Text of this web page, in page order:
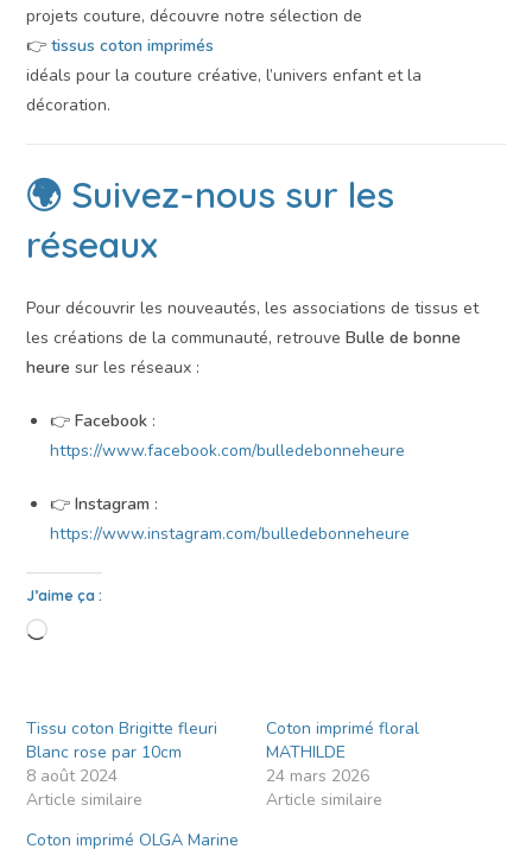
projets couture, découvre notre sélection de
👉tissus coton imprimés
idéals pour la couture créative, l’univers enfant et la
décoration.
🌍 Suivez-nous sur les
réseaux
Pour découvrir les nouveautés, les associations de tissus et
les créations de la communauté, retrouveBulle de bonne
heure sur les réseaux :
👉Facebook :
https://www.facebook.com/bulledebonneheure
👉Instagram :
https://www.instagram.com/bulledebonneheure
J’aime ça :
Tissu coton Brigitte fleuri
Blanc rose par 10cm
8 août 2024
Article similaire
Coton imprimé floral
MATHILDE
24 mars 2026
Article similaire
Coton imprimé OLGA Marine